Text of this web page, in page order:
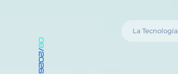
08
/2026
La Tecnología